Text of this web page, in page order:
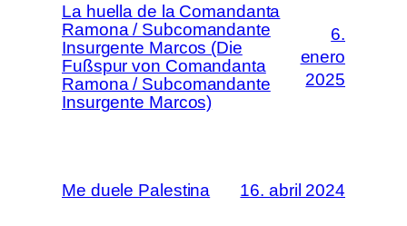
La huella de la Comandanta
Ramona / Subcomandante
Insurgente Marcos (Die
Fußspur von Comandanta
Ramona / Subcomandante
Insurgente Marcos)
6.
enero
2025
Me duele Palestina 16. abril 2024